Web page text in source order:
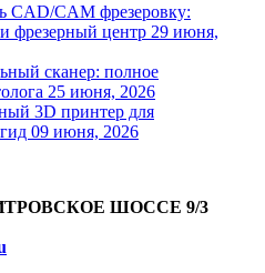
CAD/CAM фрезеровку:
фрезерный центр 29 июня,
сканер: полное
25 июня, 2026
3D принтер для
09 июня, 2026
ШОССЕ 9/3